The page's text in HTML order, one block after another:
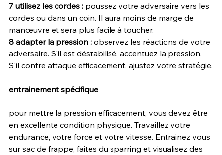
7 utilisez les cordes : poussez votre adversaire vers les
cordes ou dans un coin. Il aura moins de marge de
manœuvre et sera plus facile à toucher.
8 adapter la pression : observez les réactions de votre
adversaire. S'il est déstabilisé, accentuez la pression.
S'il contre attaque efficacement, ajustez votre stratégie.
entrainement spécifique
pour mettre la pression efficacement, vous devez être
en excellente condition physique. Travaillez votre
endurance, votre force et votre vitesse. Entrainez vous
sur sac de frappe, faites du sparring et visualisez des